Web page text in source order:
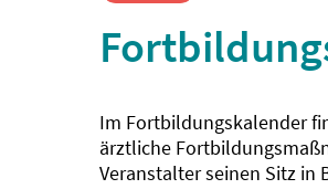
Im Fortbildungskalender
ärztliche
Veranstalter seinen Sitz in